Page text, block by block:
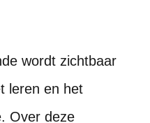
wordt zichtbaar
leren en het
Over deze